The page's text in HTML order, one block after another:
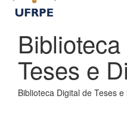
Teses e
Biblioteca Digital de Teses